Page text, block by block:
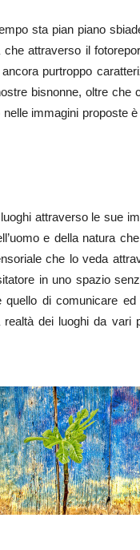
sta pian piano
attraverso il
purtroppo
bisnonne, oltre che
immagini proposte
attraverso le sue
e della natura
che lo veda
in uno spazio
di comunicare
dei luoghi da vari